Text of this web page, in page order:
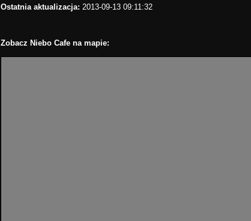
Ostatnia aktualizacja: 2013-09-13 09:11:32
Zobacz Niebo Cafe na mapie: